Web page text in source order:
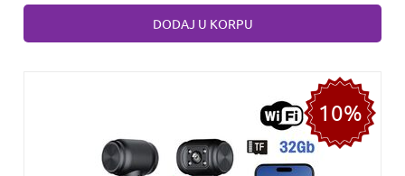
DODAJ U KORPU
10%